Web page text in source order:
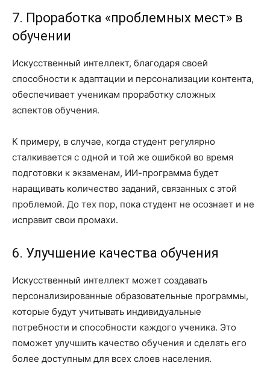
7. Проработка «проблемных мест» в
обучении
Искусственный интеллект, благодаря своей
способности к адаптации и персонализации контента,
обеспечивает ученикам проработку сложных
аспектов обучения.
К примеру, в случае, когда студент регулярно
сталкивается с одной и той же ошибкой во время
подготовки к экзаменам, ИИ-программа будет
наращивать количество заданий, связанных с этой
проблемой. До тех пор, пока студент не осознает и не
исправит свои промахи.
6. Улучшение качества обучения
Искусственный интеллект может создавать
персонализированные образовательные программы,
которые будут учитывать индивидуальные
потребности и способности каждого ученика. Это
поможет улучшить качество обучения и сделать его
более доступным для всех слоев населения.